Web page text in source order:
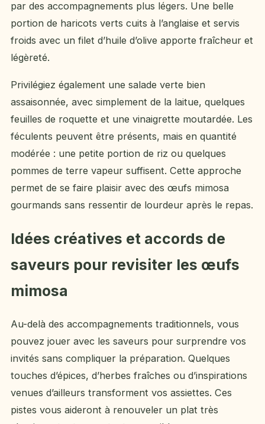
par des accompagnements plus légers. Une belle
portion de haricots verts cuits à l’anglaise et servis
froids avec un filet d’huile d’olive apporte fraîcheur et
légèreté.
Privilégiez également une salade verte bien
assaisonnée, avec simplement de la laitue, quelques
feuilles de roquette et une vinaigrette moutardée. Les
féculents peuvent être présents, mais en quantité
modérée : une petite portion de riz ou quelques
pommes de terre vapeur suffisent. Cette approche
permet de se faire plaisir avec des œufs mimosa
gourmands sans ressentir de lourdeur après le repas.
Idées créatives et accords de
saveurs pour revisiter les œufs
mimosa
Au-delà des accompagnements traditionnels, vous
pouvez jouer avec les saveurs pour surprendre vos
invités sans compliquer la préparation. Quelques
touches d’épices, d’herbes fraîches ou d’inspirations
venues d’ailleurs transforment vos assiettes. Ces
pistes vous aideront à renouveler un plat très